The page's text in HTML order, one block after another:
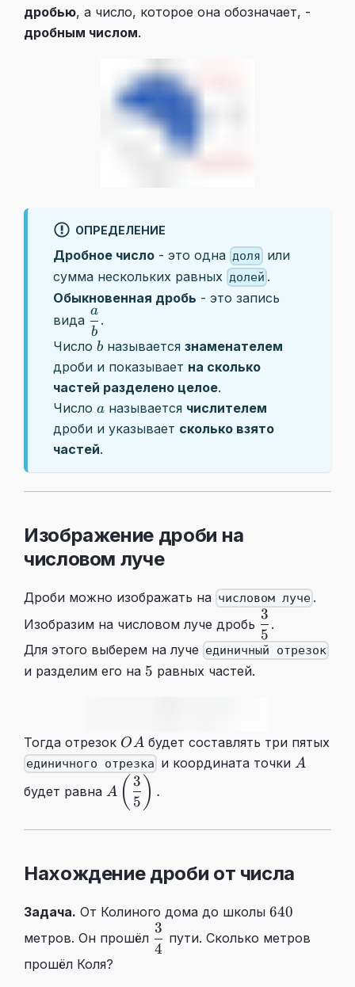
дробью, а число, которое она обозначает, -
дробным числом.
ОПРЕДЕЛЕНИЕ
Дробное число - это одна доля или
сумма нескольких равных долей .
Обыкновенная дробь - это запись
вида \dfrac{a}
{b}
b
a
.
Число b
b называется знаменателем
дроби и показывает на сколько
частей разделено целое.
Число a
a называется числителем
дроби и указывает сколько взято
частей.
Изображение дроби на
числовом луче
Дроби можно изображать на числовом луче .
Изобразим на числовом луче дробь \dfrac35
5
3
.
Для этого выберем на луче единичный отрезок
и разделим его на 5
5 равных частей.
Тогда отрезок OA
OA будет составлять три пятых
единичного отрезка и координата точки A
A
будет равна
A\left(\dfrac35\right).
A ( 5
3 ) .
Нахождение дроби от числа
Задача. От Колиного дома до школы 640
640
метров. Он прошёл \dfrac34
4
3
пути. Сколько метров
прошёл Коля?